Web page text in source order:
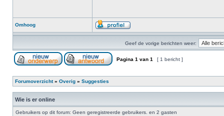
Omhoog
Geef de vorige berichten weer:
Pagina 1 van 1 [ 1 bericht ]
Forumoverzicht» Overig » Suggesties
Wie is er online
Gebruikers op dit forum: Geen geregistreerde gebruikers. en 2 gasten